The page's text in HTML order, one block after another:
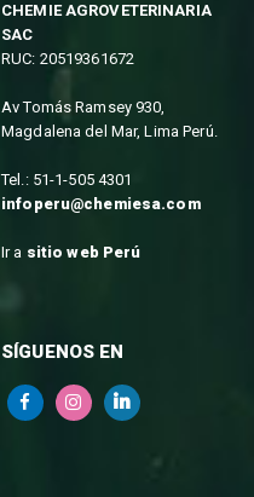
CHEMIE AGROVETERINARIA
SAC
RUC: 20519361672
Av Tomás Ramsey 930,
Magdalena del Mar, Lima Perú.
Tel.: 51-1-505 4301
infoperu@chemiesa.com
Ir a sitio web Perú
SÍGUENOS EN